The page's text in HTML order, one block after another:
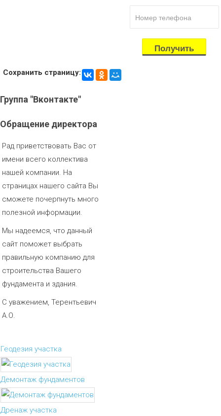
Сохранить страницу:
Группа "Вконтакте"
Обращение директора
Рад приветствовать Вас от
имени всего коллектива
нашей компании. На
страницах нашего сайта Вы
сможете почерпнуть много
полезной информации.
Мы надеемся, что данный
сайт поможет выбрать
правильную компанию для
строительства Вашего
фундамента и здания.
С уважением, Терентьевич
А.О.
Геодезия участка
Демонтаж фундаментов
Дренаж участка